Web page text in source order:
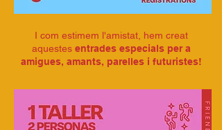
I com estimem l'amistat, hem creat
aquestes entrades especials per a
amigues, amants, parelles i futuristes!